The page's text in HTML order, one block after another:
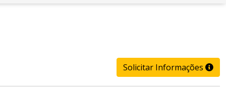
Solicitar Informações